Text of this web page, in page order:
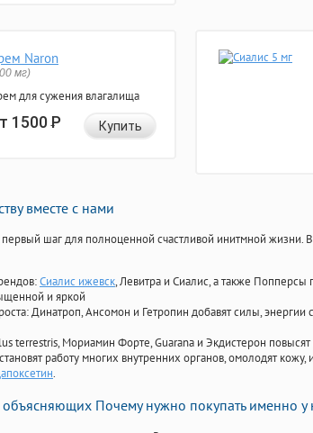
Naron
мг)
для сужения влагалища
1500Р Купить
вместе с нами
шаг для полноценной счастливой инитмной жизни.
Сиалис ижевск, Левитра и Сиалис, а также Попперсы
и яркой
: Динатроп, Ансомон и Гетропин добавят силы,
terrestris, Мориамин Форте, Guarana и Экдистерон повысят
работу многих внутренних органов, омолодят кожу,
.
Почему нужно покупать именно у